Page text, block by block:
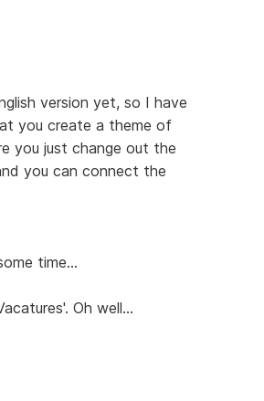
version yet, so I have
you create a theme of
you just change out the
you can connect the
time...
Oh well...